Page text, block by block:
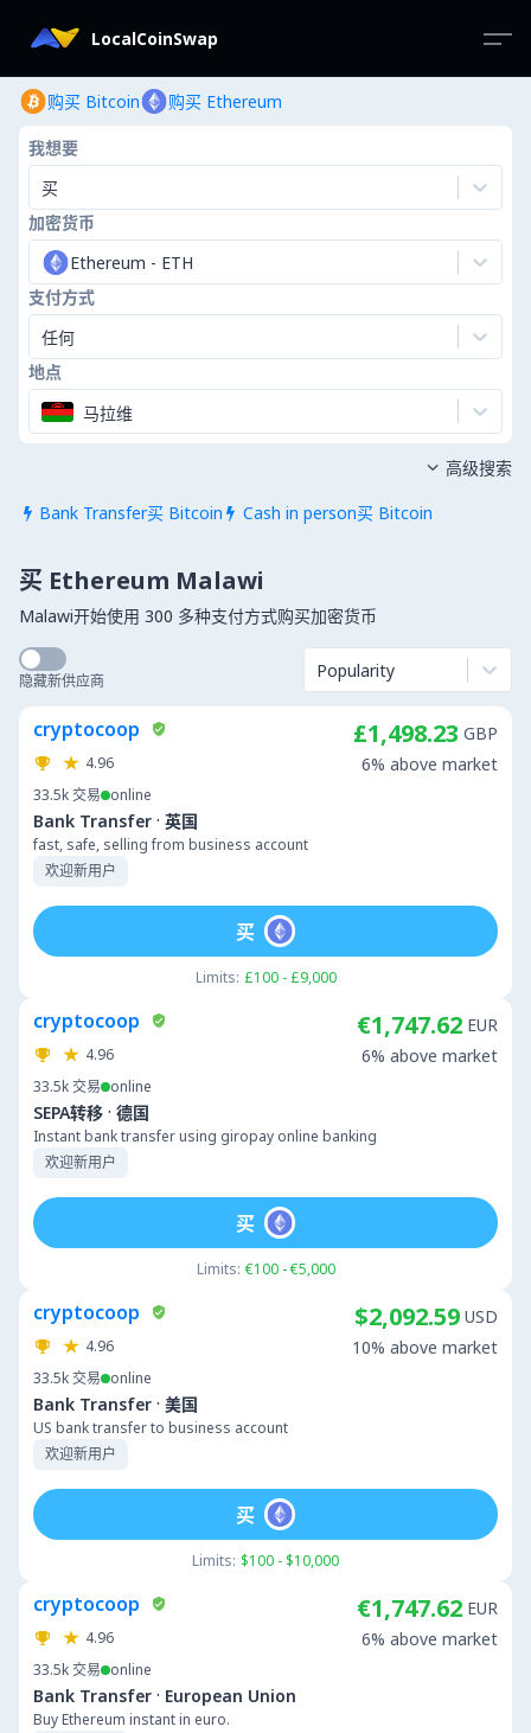
LocalCoinSwap
购买 Bitcoin 购买 Ethereum
我想要
买
加密货币
Ethereum - ETH
支付方式
任何
地点
马拉维
 Bank Transfer买 Bitcoin  Cash in person买 Bitcoin
 高级搜索
买 Ethereum Malawi
Malawi开始使用 300 多种支付方式购买加密货币
隐藏新供应商 Popularity
cryptocoop
4.96
33.5k交易 online
Bank Transfer · 英国
fast, safe, selling from business account
欢迎新用户
£1,498.23 GBP
6% above market
Limits: £100 - £9,000
买
cryptocoop
4.96
33.5k交易 online
SEPA转移 · 德国
Instant bank transfer using giropay online banking
欢迎新用户
€1,747.62 EUR
6% above market
Limits: €100 - €5,000
买
cryptocoop
4.96
33.5k交易 online
Bank Transfer · 美国
US bank transfer to business account
欢迎新用户
$2,092.59 USD
10% above market
Limits: $100 - $10,000
买
cryptocoop
4.96
33.5k交易 online
Bank Transfer · European Union
Buy Ethereum instant in euro.
€1,747.62 EUR
6% above market